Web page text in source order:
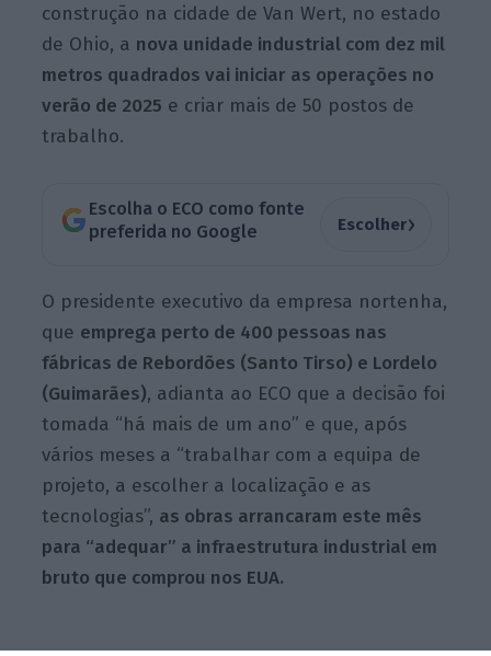
construção na cidade de Van Wert, no estado
de Ohio, a nova unidade industrial com dez mil
metros quadrados vai iniciar as operações no
verão de 2025 e criar mais de 50 postos de
trabalho.
Escolha o ECO como fonte
preferida no Google
Escolher›
O presidente executivo da empresa nortenha,
que emprega perto de 400 pessoas nas
fábricas de Rebordões (Santo Tirso) e Lordelo
(Guimarães), adianta ao ECO que a decisão foi
tomada “há mais de um ano” e que, após
vários meses a “trabalhar com a equipa de
projeto, a escolher a localização e as
tecnologias”, as obras arrancaram este mês
para “adequar” a infraestrutura industrial em
bruto que comprou nos EUA.